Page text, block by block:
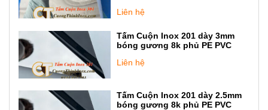
Liên hệ
Tấm Cuộn Inox 201 dày 3mm
bóng gương 8k phủ PE PVC
Liên hệ
Tấm Cuộn Inox 201 dày 2.5mm
bóng gương 8k phủ PE PVC